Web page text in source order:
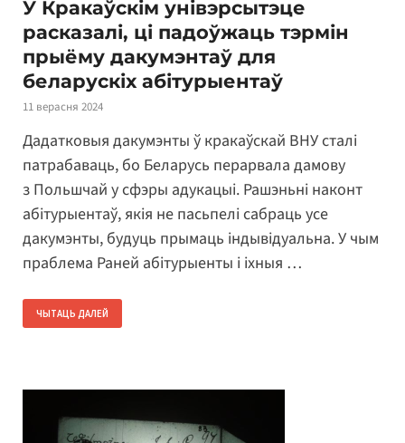
У Кракаўскім унівэрсытэце
расказалі, ці падоўжаць тэрмін
прыёму дакумэнтаў для
беларускіх абітурыентаў
11 верасня 2024
Дадатковыя дакумэнты ў кракаўскай ВНУ сталі
патрабаваць, бо Беларусь перарвала дамову
з Польшчай у сфэры адукацыі. Рашэньні наконт
абітурыентаў, якія не пасьпелі сабраць усе
дакумэнты, будуць прымаць індывідуальна. У чым
праблема Раней абітурыенты і іхныя …
ЧЫТАЦЬ ДАЛЕЙ